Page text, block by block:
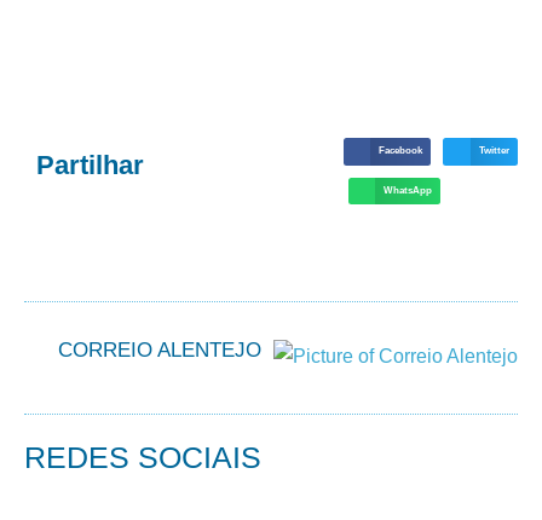
Partilhar Facebook Twitter
WhatsApp
CORREIO ALENTEJO
REDES SOCIAIS